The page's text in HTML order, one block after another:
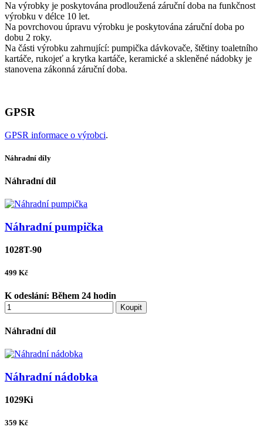
Na výrobky je poskytována prodloužená záruční doba na funkčnost
výrobku v délce 10 let.
Na povrchovou úpravu výrobku je poskytována záruční doba po
dobu 2 roky.
Na části výrobku zahrnující: pumpička dávkovače, štětiny toaletního
kartáče, rukojeť a krytka kartáče, keramické a skleněné nádobky je
stanovena zákonná záruční doba.
GPSR
GPSR informace o výrobci.
Náhradní díly
Náhradní díl
Náhradní pumpička
1028T-90
499 Kč
K odeslání: Během 24 hodin
Koupit
Náhradní díl
Náhradní nádobka
1029Ki
359 Kč